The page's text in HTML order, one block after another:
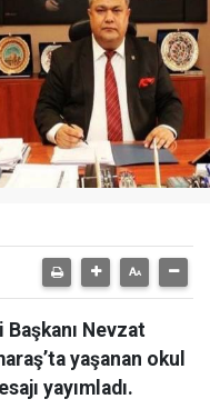
Nevzat
yaşanan okul
yayımladı.